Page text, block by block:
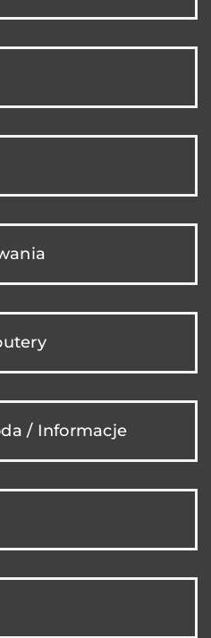
/ Informacje